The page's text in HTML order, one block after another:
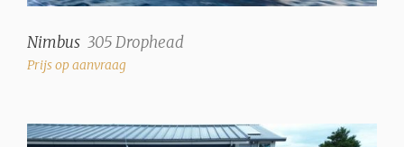
Nimbus 305 Drophead
Prijs op aanvraag